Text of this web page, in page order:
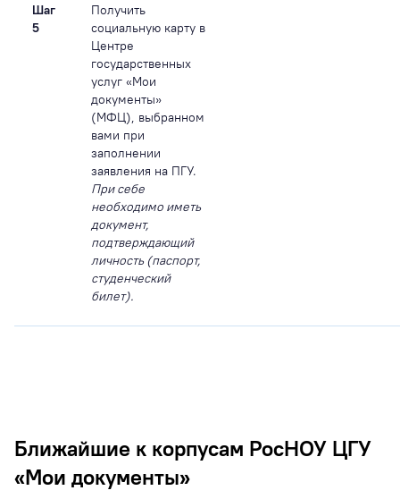
Шаг
5
Получить
социальную карту в
Центре
государственных
услуг «Мои
документы»
(МФЦ), выбранном
вами при
заполнении
заявления на ПГУ.
При себе
необходимо иметь
документ,
подтверждающий
личность (паспорт,
студенческий
билет).
Ближайшие к корпусам РосНОУ ЦГУ
«Мои документы»